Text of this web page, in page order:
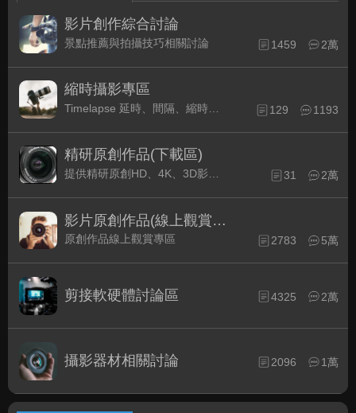
影片創作綜合討論
景點推薦與拍攝技巧相關討論 1459 2萬
縮時攝影專區
129 1193
精研原創作品(下載區)
提供精研原創HD、4K、3D影片作品下載專區 31 2萬
影片原創作品(線上觀賞區)
原創作品線上觀賞專區 2783 5萬
剪接軟硬體討論區 4325 2萬
攝影器材相關討論 2096 1萬